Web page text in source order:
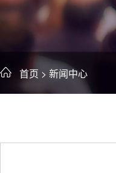
首页 > 新闻中心